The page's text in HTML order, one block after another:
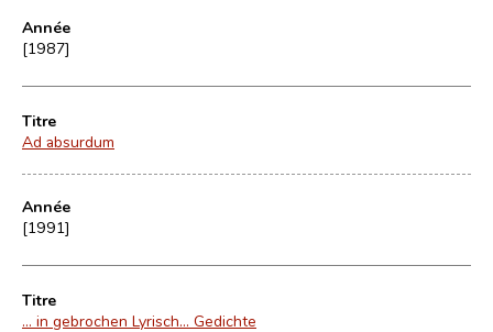
Année
[1987]
Titre
Ad absurdum
Année
[1991]
Titre
... in gebrochen Lyrisch... Gedichte